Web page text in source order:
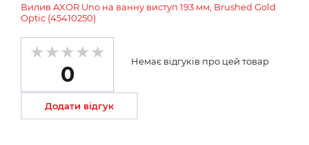
Вилив AXOR Uno на ванну виступ 193 мм, Brushed Gold
Optic (45410250)
0
Немає відгуків про цей товар
Додати відгук